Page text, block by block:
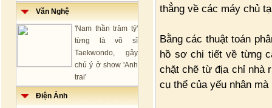
Văn Nghệ
'Nam thần trăm tỷ'
từng là võ sĩ
Taekwondo, gây
chú ý ở show 'Anh
trai'
Điện Ảnh
thẳng về các máy chủ
Bằng các thuật toán
hồ sơ chi tiết về từng
chặt chẽ từ địa chỉ nhà
cụ thể của yếu nhân